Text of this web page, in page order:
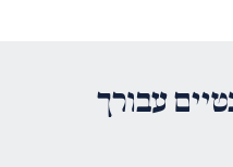
עבורך